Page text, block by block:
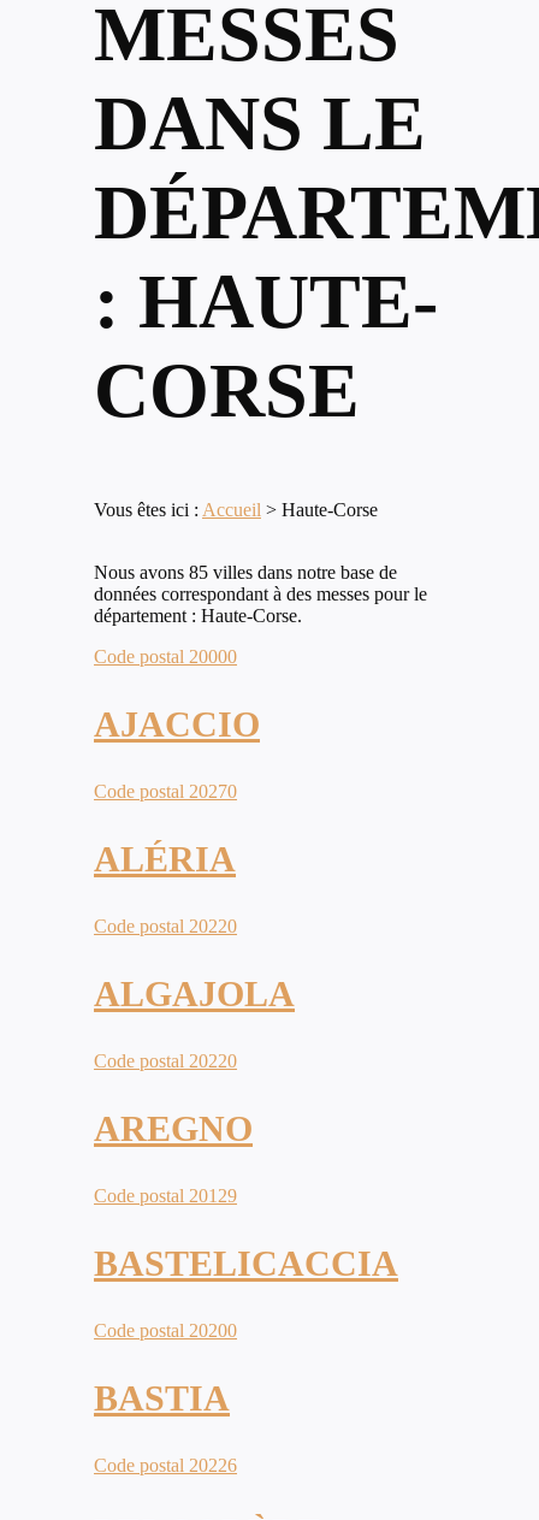
MESSES
DANS LE
: HAUTE-
CORSE
Vous êtes ici : Accueil > Haute-Corse
Nous avons 85 villes dans notre base de
données correspondant à des messes pour le
département : Haute-Corse.
Code postal 20000
AJACCIO
Code postal 20270
ALÉRIA
Code postal 20220
ALGAJOLA
Code postal 20220
AREGNO
Code postal 20129
BASTELICACCIA
Code postal 20200
BASTIA
Code postal 20226